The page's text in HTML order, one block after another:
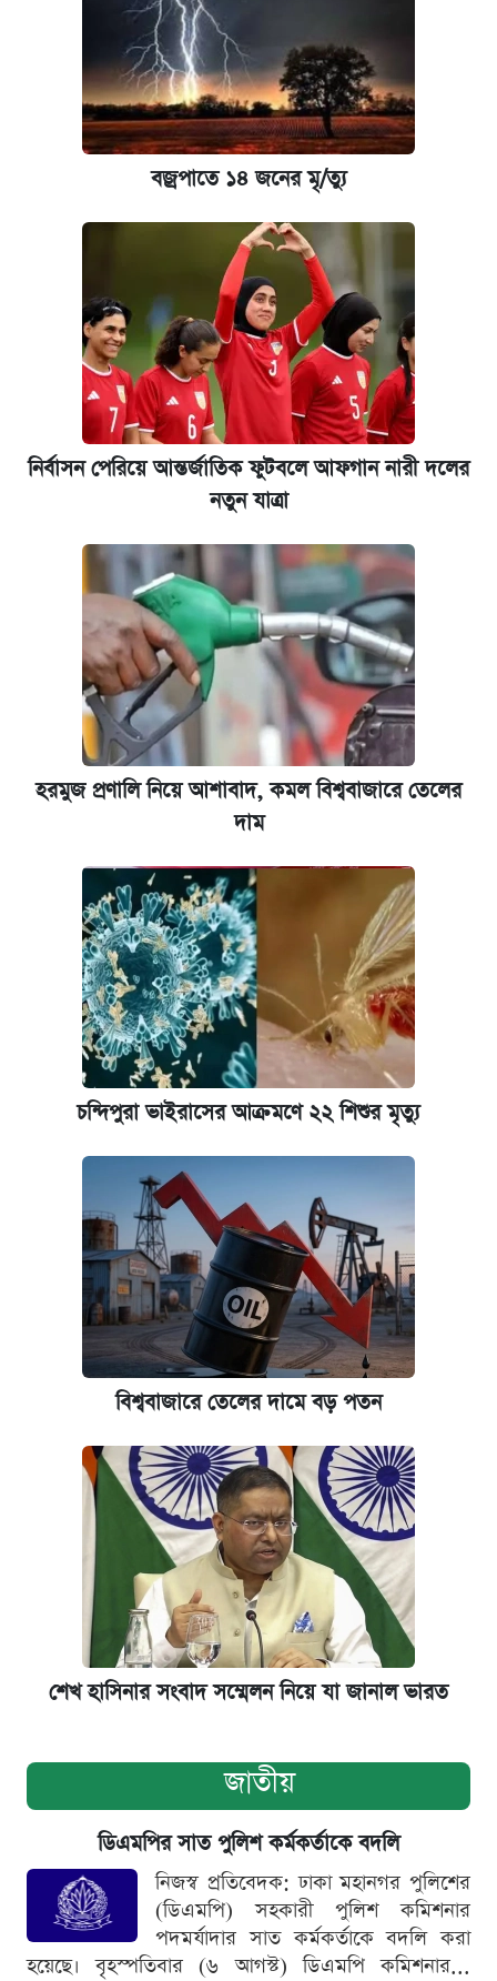
বজ্রপাতে ১৪ জনের মৃ/ত্যু
নির্বাসন পেরিয়ে আন্তর্জাতিক ফুটবলে আফগান নারী দলের
নতুন যাত্রা
হরমুজ প্রণালি নিয়ে আশাবাদ, কমল বিশ্ববাজারে তেলের
দাম
চন্দিপুরা ভাইরাসের আক্রমণে ২২ শিশুর মৃত্যু
বিশ্ববাজারে তেলের দামে বড় পতন
শেখ হাসিনার সংবাদ সম্মেলন নিয়ে যা জানাল ভারত
জাতীয়
ডিএমপির সাত পুলিশ কর্মকর্তাকে বদলি
নিজস্ব প্রতিবেদক: ঢাকা মহানগর পুলিশের
(ডিএমপি) সহকারী পুলিশ কমিশনার
পদমর্যাদার সাত কর্মকর্তাকে বদলি করা
হয়েছে। বৃহস্পতিবার (৬ আগস্ট) ডিএমপি কমিশনার...